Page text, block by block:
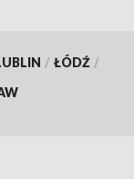
/ ŁÓDŹ /